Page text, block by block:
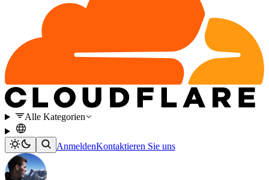
Alle Kategorien
AnmeldenKontaktieren Sie uns